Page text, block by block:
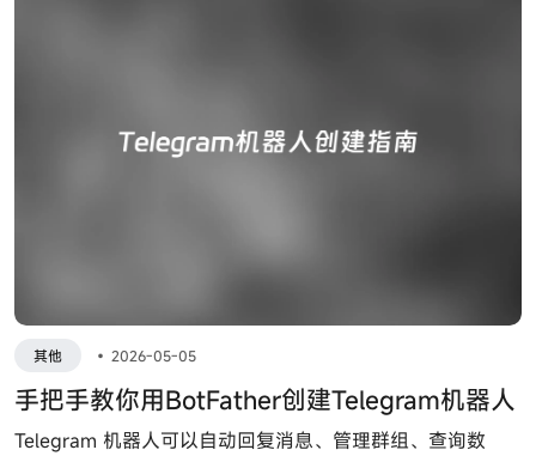
其他 • 2026-05-05
手把手教你用BotFather创建Telegram机器人
Telegram 机器人可以自动回复消息、管理群组、查询数